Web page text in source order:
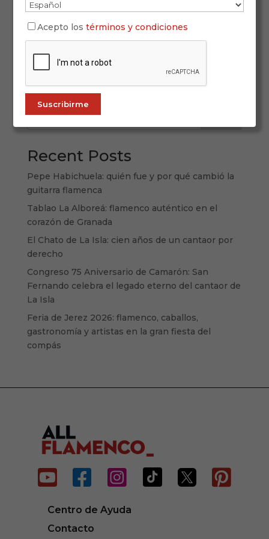
Una guía definitiva sobre uno de los estilos más
mucho más que una forma de baile popular. Son
sus compases alegres y su estructura musical
clara, han traspasado...
Recent Posts
Pepe Habichuela: quién fue y por qué cambió la
guitarra flamenca
Tablao La Alboreá: flamenco auténtico en el
corazón de Granada
El Chato de La Isla: cien años de un cantaor por
derecho
Congreso 75 Aniversario de Camarón: San
Fernando celebra el legado eterno del cantaor de
La Isla
Feria de Jerez 2026: flamenco, caballos,
gastronomía y artistas en la gran fiesta del
compás
     
Centro de Ayuda
Contacto
Acepto lostérminos y condiciones